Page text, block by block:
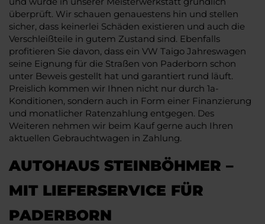
überprüft. Wir schauen genauestens hin und stellen
sicher, dass keinerlei Schäden existieren und auch die
Verschleißteile in gutem Zustand sind. Ebenfalls
profitieren Sie davon, dass ein VW Taigo Jahreswagen
seine Eignung für die Straßen von Paderborn schon
unter Beweis gestellt hat und garantiert rund läuft.
Preislich kommen wir Ihnen nicht nur durch 1a-
Konditionen, sondern auch in Form einer Finanzierung
und monatlicher Ratenzahlung entgegen. Des
Weiteren nehmen wir beim Kauf gerne auch Ihren
aktuellen Gebrauchtwagen in Zahlung.
AUTOHAUS STEINBÖHMER –
MIT LIEFERSERVICE FÜR
PADERBORN